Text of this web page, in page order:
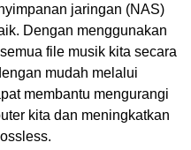
jaringan (NAS)
Dengan menggunakan
file musik kita secara
mudah melalui
membantu mengurangi
kita dan meningkatkan